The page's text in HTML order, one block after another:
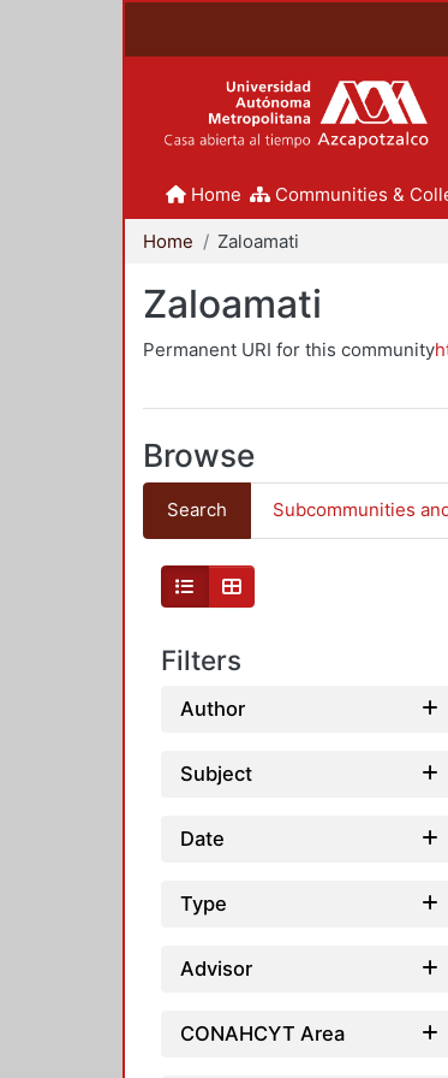
Home Communities &
Home Zaloamati
Zaloamati
Permanent URI for this community
Browse
Search Subcommunities
Filters
Author
Subject
Date
Type
Advisor
CONAHCYT Area